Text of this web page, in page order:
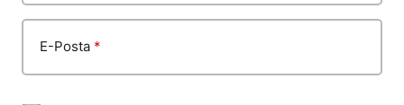
E-Posta *